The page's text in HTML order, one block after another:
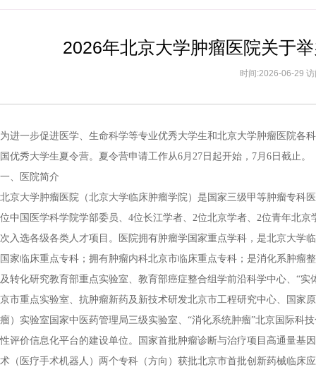
2026年北京大学肿瘤医院关于
时间:2026-06-29
为进一步促进医学、生命科学等专业优秀大学生和北京大学肿瘤医院各
国优秀大学生夏令营。夏令营申请工作从6月27日起开始，7月6日截止。
一、医院简介
北京大学肿瘤医院（北京大学临床肿瘤学院）是国家三级甲等肿瘤专科
位中国医学科学院学部委员、4位长江学者、2位北京学者、2位青年北
次入选各级各类人才项目。医院拥有肿瘤学国家重点学科，是北京大学
国家临床重点专科；拥有肿瘤内科北京市临床重点专科；是消化系肿
及转化研究教育部重点实验室、教育部癌症整合组学前沿科学中心、“
京市重点实验室、抗肿瘤新药及新技术研发北京市工程研究中心、国家
瘤）实验室国家中医药管理局三级实验室、“消化系统肿瘤”北京国际科
性评价信息化平台的建设单位。国家首批肿瘤诊断与治疗项目高通量基
术（医疗手术机器人）两个专科（方向）获批北京市首批创新药械临床